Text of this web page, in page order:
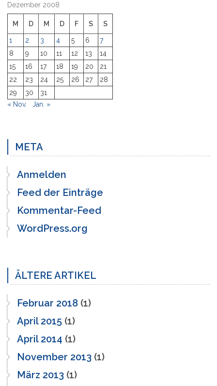
Dezember 2008
M D M D F S S
1 2 3 4 5 6
7
8
9 10 11 12 13
14
15
16 17 18 19 20
21
22
23 24 25 26 27
28
29
30
31
« Nov.
Jan. »
META
Anmelden
Feed der Einträge
Kommentar-Feed
WordPress.org
ÄLTERE ARTIKEL
Februar 2018 (1)
April 2015 (1)
April 2014 (1)
November 2013 (1)
März 2013 (1)